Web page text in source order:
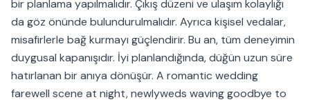
bir planlama yapılmalıdır. Çıkış düzeni ve ulaşım kolaylığı
da göz önünde bulundurulmalıdır. Ayrıca kişisel vedalar,
misafirlerle bağ kurmayı güçlendirir. Bu an, tüm deneyimin
duygusal kapanışıdır. İyi planlandığında, düğün uzun süre
hatırlanan bir anıya dönüşür. A romantic wedding
farewell scene at night, newlyweds waving goodbye to